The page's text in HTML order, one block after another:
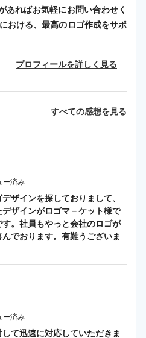
あればお気軽にお問い合わせく
おける、最高のロゴ作成をサポ
プロフィールを詳しく見る
すべての感想を見る
ー済み
ザインを探しておりまして、
ザインがロゴマ－ケット様で
す。社員もやっと会社のロゴが
でおります。有難うございま
ー済み
て迅速に対応していただきま